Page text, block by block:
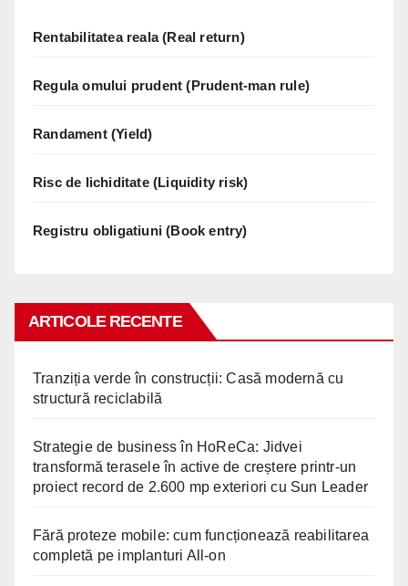
Rentabilitatea reala (Real return)
Regula omului prudent (Prudent-man rule)
Randament (Yield)
Risc de lichiditate (Liquidity risk)
Registru obligatiuni (Book entry)
ARTICOLE RECENTE
Tranziția verde în construcții: Casă modernă cu
structură reciclabilă
Strategie de business în HoReCa: Jidvei
transformă terasele în active de creștere printr-un
proiect record de 2.600 mp exteriori cu Sun Leader
Fără proteze mobile: cum funcționează reabilitarea
completă pe implanturi All-on